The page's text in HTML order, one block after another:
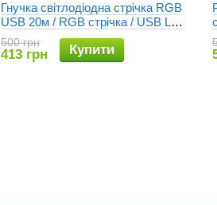
Гнучка світлодіодна стрічка RGB
USB 20м / RGB стрічка / USB Led
стрічка + пульт
500 грн
413 грн Купити